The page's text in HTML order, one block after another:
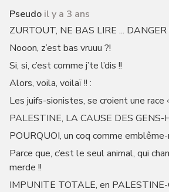
Pseudo il y a 3 ans
ZURTOUT, NE BAS LIRE ...
Nooon, z’est bas vruuu ?!
Si, si, c’est comme j’te l’dis !!
Alors, voila, voilaï !! :
Les juifs-sionistes, se croient une race
PALESTINE, LA CAUSE DES
POURQUOI, un coq comme
Parce que, c’est le seul animal, qui
merde !!
IMPUNITE TOTALE, en PALESTINE-